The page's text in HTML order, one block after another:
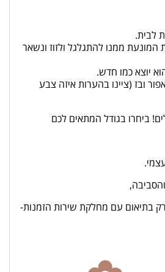
לבית.
המונעת ממנו להתגלגל ולזוז ונשאר
יוצא כמו חדש.
אפור ובז (ציינו בהערות איזה צבע
ביחרו בגודל המתאים לכם
בתיאום עם מחלקת שירות הזמנות-